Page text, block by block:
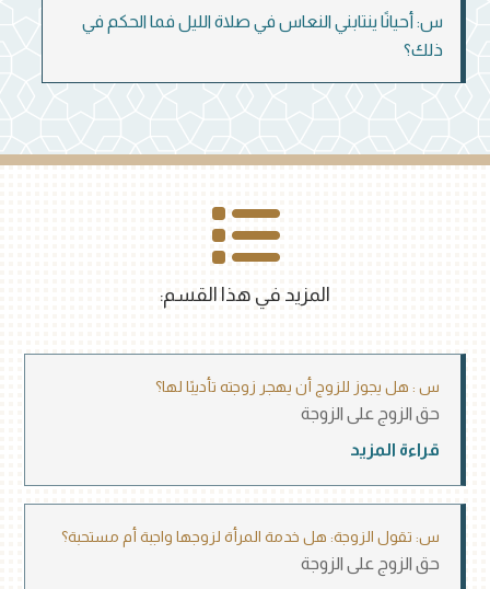
س: أحيانًا ينتابني النعاس في صلاة الليل فما الحكم في
ذلك؟
س : هل يجوز للزوج أن يهجر زوجته تأديبًا لها؟
حق الزوج على الزوجة
قراءة المزيد
س: تقول الزوجة: هل خدمة المرأة لزوجها واجبة أم مستحبة؟
حق الزوج على الزوجة
المزيد في هذا القسم: